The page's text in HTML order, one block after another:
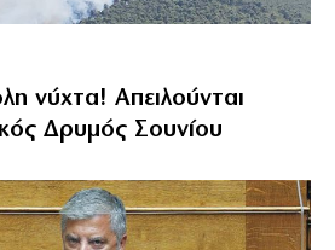
νύχτα! Απειλούνται
Δρυμός Σουνίου